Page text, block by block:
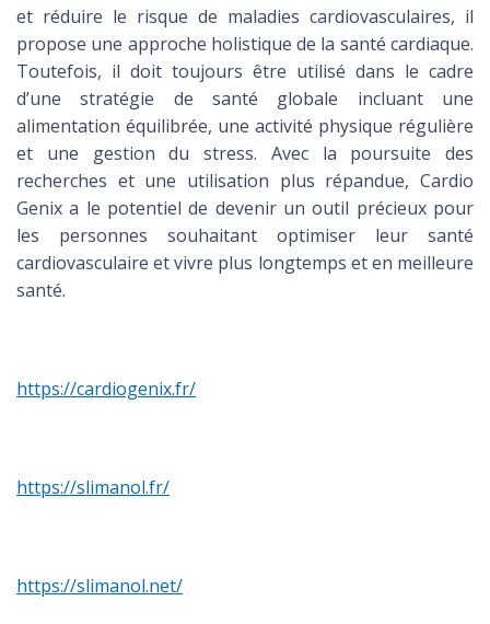
et réduire le risque de maladies cardiovasculaires, il
propose une approche holistique de la santé cardiaque.
Toutefois, il doit toujours être utilisé dans le cadre
d’une stratégie de santé globale incluant une
alimentation équilibrée, une activité physique régulière
et une gestion du stress. Avec la poursuite des
recherches et une utilisation plus répandue, Cardio
Genix a le potentiel de devenir un outil précieux pour
les personnes souhaitant optimiser leur santé
cardiovasculaire et vivre plus longtemps et en meilleure
santé.
https://cardiogenix.fr/
https://slimanol.fr/
https://slimanol.net/